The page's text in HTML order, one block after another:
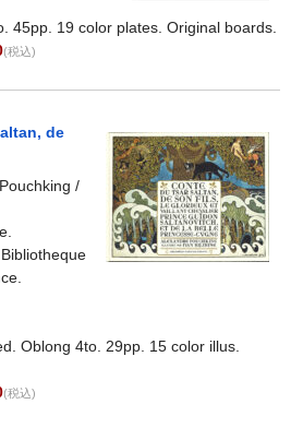
45pp. 19 color plates. Original boards.
(税込)
de
/
Oblong 4to. 29pp. 15 color illus.
(税込)